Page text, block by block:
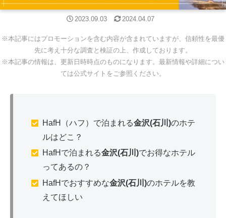
2024.04.07
2023.09.03
※本記事にはプロモーションを含む内容が含まれていますが、信頼性を最優
先に考え十分な調査と検証の上、作成しております。
※本記事の情報は、更新日時時点のものになります。最新情報や詳細につい
ては公式サイトをご参照ください。
HafH（ハフ）で泊まれる金沢(石川)のホテ
ルはどこ？
HafHで泊まれる金沢(石川)でお得なホテル
ってあるの？
HafHでおすすめな金沢(石川)のホテルを教
えてほしい